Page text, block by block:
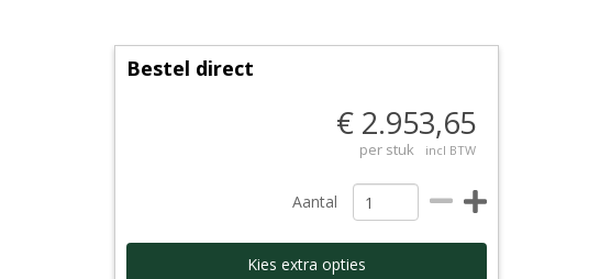
Bestel direct
€ 2.953,65
per stuk incl BTW
Aantal
Kies extra opties